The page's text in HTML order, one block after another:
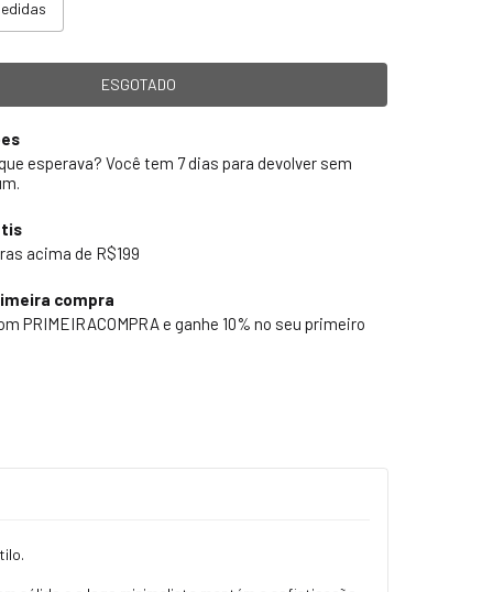
esperava? Você tem 7 dias para devolver sem
acima de R$199
compra
PRIMEIRACOMPRA e ganhe 10% no seu primeiro